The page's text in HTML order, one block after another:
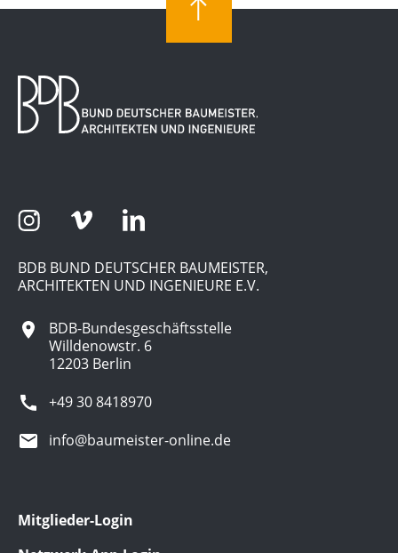
BDB BUND DEUTSCHER BAUMEISTER,
ARCHITEKTEN UND INGENIEURE E.V.
BDB-Bundesgeschäftsstelle
Willdenowstr. 6
12203 Berlin
+49 30 8418970
info@baumeister-online.de
Mitglieder-Login